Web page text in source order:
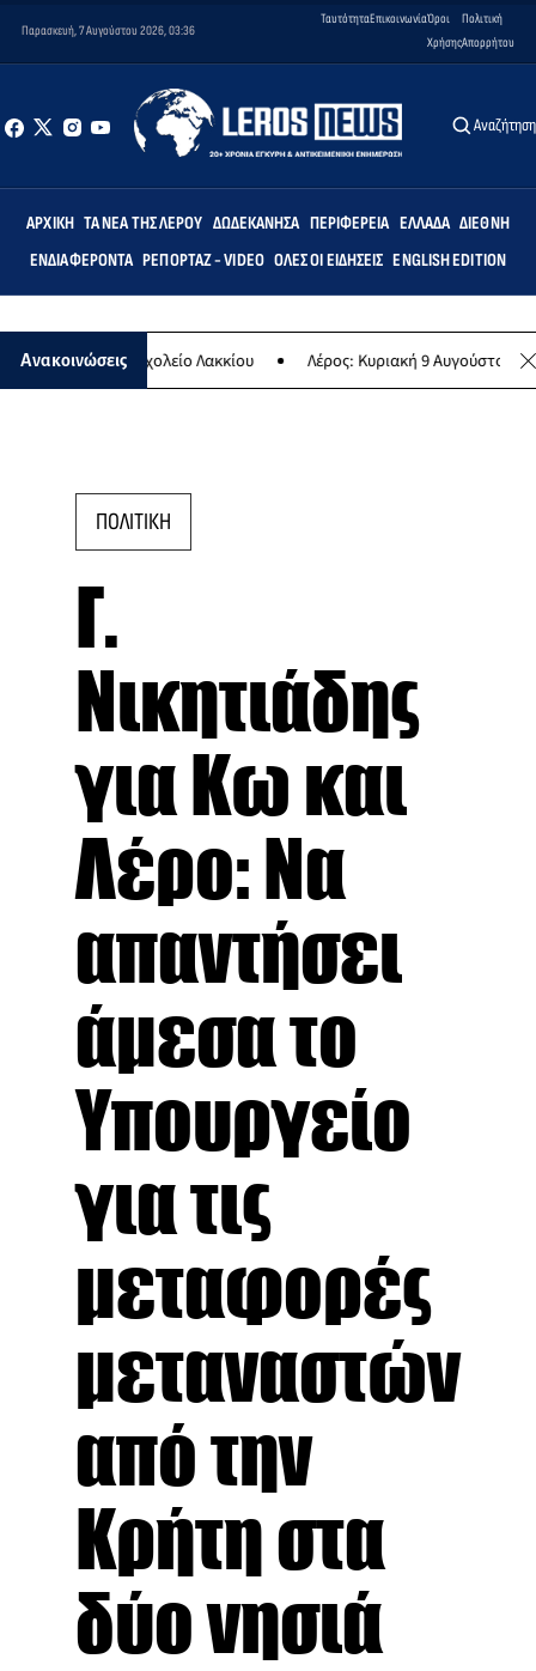
Παρασκευή, 7 Αυγούστου 2026, 03:36
ΤαυτότηταΕπικοινωνίαΌροι
Χρήσης
Πολιτική
Απορρήτου
Αναζήτηση
ΑΡΧΙΚΉ ΤΑ ΝΈΑ ΤΗΣ ΛΈΡΟΥ ΔΩΔΕΚΆΝΗΣΑ ΠΕΡΙΦΈΡΕΙΑ ΕΛΛΆΔΑ ΔΙΕΘΝΉ
ΕΝΔΙΑΦΈΡΟΝΤΑ ΡΕΠΟΡΤΆΖ - VIDEO ΌΛΕΣ ΟΙ ΕΙΔΉΣΕΙΣ ENGLISH EDITION
ΑνακοινώσειςΣχολείο Λακκίου Λέρος: Κυριακή 9 Αυγούστου το
ΠΟΛΙΤΙΚΗ
Γ.
Νικητιάδης
για Κω και
Λέρο: Να
απαντήσει
άμεσα το
Υπουργείο
για τις
μεταφορές
μεταναστών
από την
Κρήτη στα
δύο νησιά